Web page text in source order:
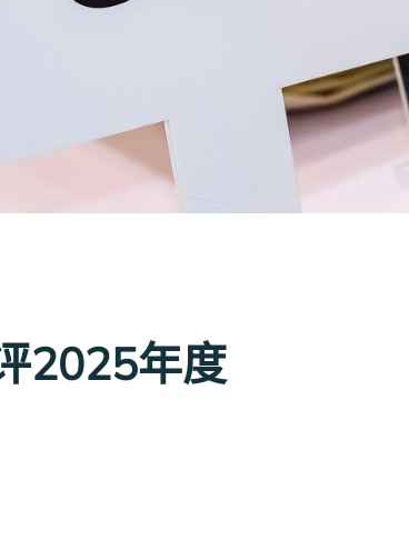
2025年度